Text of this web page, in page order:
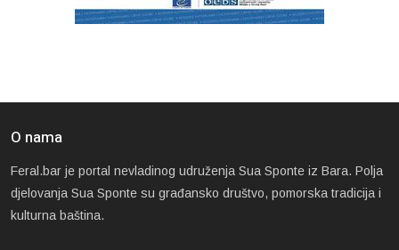
O nama
Feral.bar je portal nevladinog udruženja Sua Sponte iz Bara. Polja
djelovanja Sua Sponte su građansko društvo, pomorska tradicija i
kulturna baština.